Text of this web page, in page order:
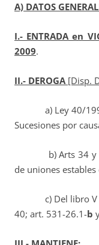
A) DATOS
I.- ENTRADA en
2009.
II.- DEROGA[Disp.
a) Ley 40/1991,
Sucesiones por
b) Arts 34 y 35
de uniones estables
c) Del libro V
40; art. 531-26.1-b